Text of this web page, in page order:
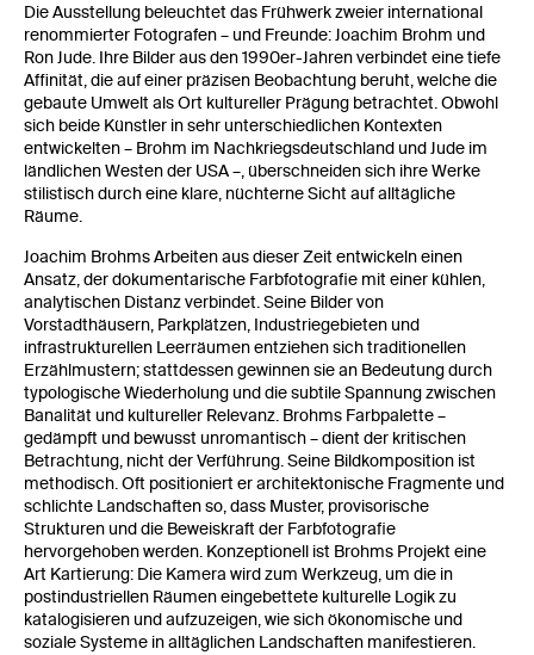
Die Ausstellung beleuchtet das Frühwerk zweier international
renommierter Fotografen – und Freunde: Joachim Brohm und
Ron Jude. Ihre Bilder aus den 1990er-Jahren verbindet eine tiefe
Affinität, die auf einer präzisen Beobachtung beruht, welche die
gebaute Umwelt als Ort kultureller Prägung betrachtet. Obwohl
sich beide Künstler in sehr unterschiedlichen Kontexten
entwickelten – Brohm im Nachkriegsdeutschland und Jude im
ländlichen Westen der USA –, überschneiden sich ihre Werke
stilistisch durch eine klare, nüchterne Sicht auf alltägliche
Räume.
Joachim Brohms Arbeiten aus dieser Zeit entwickeln einen
Ansatz, der dokumentarische Farbfotografie mit einer kühlen,
analytischen Distanz verbindet. Seine Bilder von
Vorstadthäusern, Parkplätzen, Industriegebieten und
infrastrukturellen Leerräumen entziehen sich traditionellen
Erzählmustern; stattdessen gewinnen sie an Bedeutung durch
typologische Wiederholung und die subtile Spannung zwischen
Banalität und kultureller Relevanz. Brohms Farbpalette –
gedämpft und bewusst unromantisch – dient der kritischen
Betrachtung, nicht der Verführung. Seine Bildkomposition ist
methodisch. Oft positioniert er architektonische Fragmente und
schlichte Landschaften so, dass Muster, provisorische
Strukturen und die Beweiskraft der Farbfotografie
hervorgehoben werden. Konzeptionell ist Brohms Projekt eine
Art Kartierung: Die Kamera wird zum Werkzeug, um die in
postindustriellen Räumen eingebettete kulturelle Logik zu
katalogisieren und aufzuzeigen, wie sich ökonomische und
soziale Systeme in alltäglichen Landschaften manifestieren.